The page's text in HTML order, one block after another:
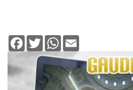
Facebook
TwitterWhatsApp